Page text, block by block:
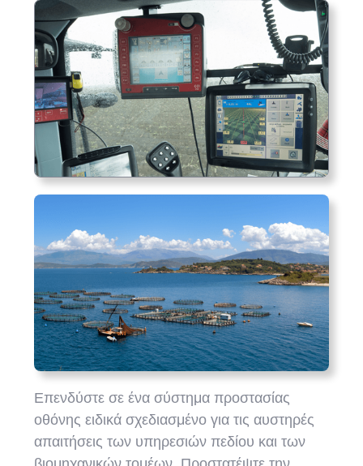
Επενδύστε σε ένα σύστημα προστασίας
οθόνης ειδικά σχεδιασμένο για τις αυστηρές
απαιτήσεις των υπηρεσιών πεδίου και των